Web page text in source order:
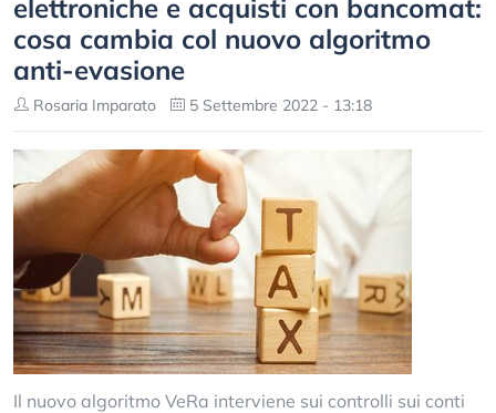
elettroniche e acquisti con bancomat:
cosa cambia col nuovo algoritmo
anti-evasione
Rosaria Imparato 5 Settembre 2022 - 13:18
Il nuovo algoritmo VeRa interviene sui controlli sui conti